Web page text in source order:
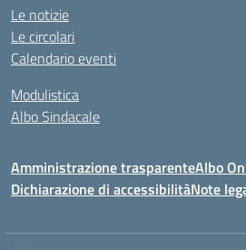
Le notizie
Le circolari
Calendario eventi
Modulistica
Albo Sindacale
Amministrazione trasparenteAlbo
Dichiarazione di accessibilitàNote